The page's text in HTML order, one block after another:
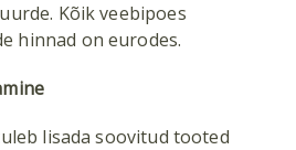
Kõik veebipoes
hinnad on eurodes.
lisada soovitud tooted